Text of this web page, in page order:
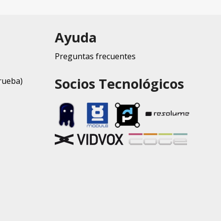
Ayuda
Preguntas frecuentes
Socios Tecnológicos